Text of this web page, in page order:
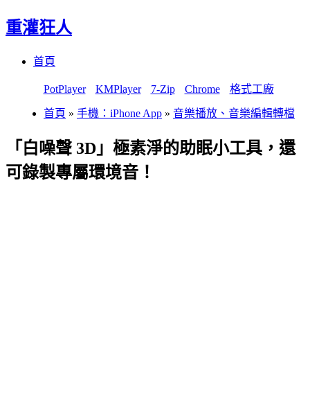
重灌狂人
首頁
PotPlayer KMPlayer 7-Zip Chrome 格式工廠
首頁 » 手機：iPhone App » 音樂播放、音樂編輯轉檔
「白噪聲 3D」極素淨的助眠小工具，還
可錄製專屬環境音！